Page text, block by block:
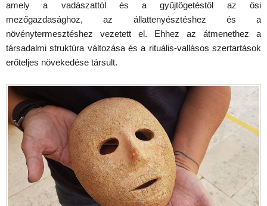
amely a vadászattól és a gyűjtögetéstől az ősi
mezőgazdasághoz, az állattenyésztéshez és a
növénytermesztéshez vezetett el. Ehhez az átmenethez a
társadalmi struktúra változása és a rituális-vallásos szertartások
erőteljes növekedése társult.